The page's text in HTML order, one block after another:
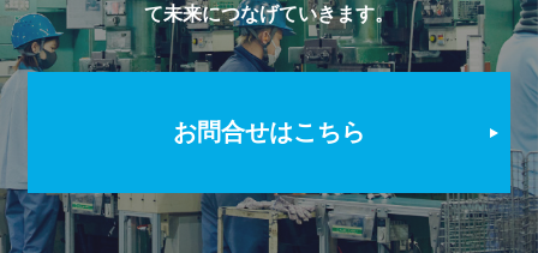
て未来につなげていきます。
お問合せはこちら